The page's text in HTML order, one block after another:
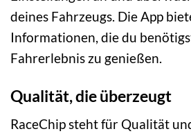
deines Fahrzeugs. Die App
Informationen, die du
Fahrerlebnis zu genießen.
Qualität, die überzeugt
RaceChip steht für Qualität